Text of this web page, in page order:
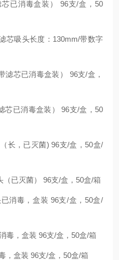
芯已消毒盒装） 96支/盒，50
芯吸头长度：130mm/带数字
滤芯已消毒盒装） 96支/盒，
芯已消毒盒装） 96支/盒，50
长，已灭菌) 96支/盒，50盒/
（已灭菌） 96支/盒，50盒/箱
消毒，盒装 96支/盒，50盒/
毒，盒装 96支/盒，50盒/箱
，盒装 96支/盒，50盒/箱